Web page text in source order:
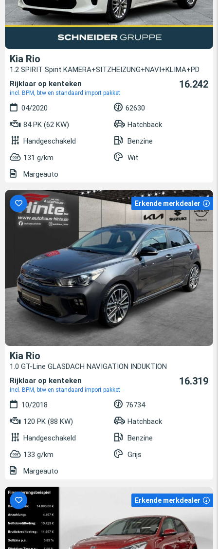
Kia Rio
1.2 SPIRIT Spirit KAMERA+SITZHEIZUNG+NAVI+KLIMA+PD
Rijklaar op kenteken
incl. BPM, btw en standaard import pakket
16.242
04/2020
62630
84 PK (62 KW)
Hatchback
Handgeschakeld
Benzine
131 g/km
Wit
Margeauto
Erkende merkdealer
Kia Rio
1.0 GT-Line GLASDACH NAVIGATION INDUKTION
Rijklaar op kenteken
incl. BPM, btw en standaard import pakket
16.319
10/2018
76734
120 PK (88 KW)
Hatchback
Handgeschakeld
Benzine
133 g/km
Grijs
Margeauto
Erkende merkdealer